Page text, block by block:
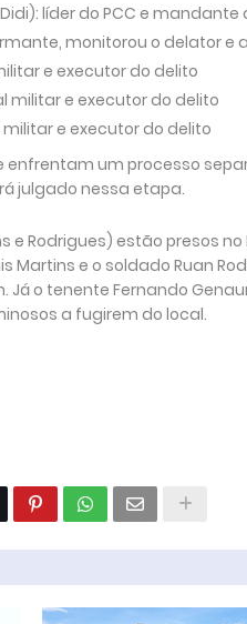
líder do PCC e mandante
monitorou o delator e
e executor do delito
militar e executor do delito
militar e executor do delito
um processo
julgado nessa etapa.
e Rodrigues) estão presos
Martins e o soldado Ruan
o tenente Fernando
a fugirem do local.